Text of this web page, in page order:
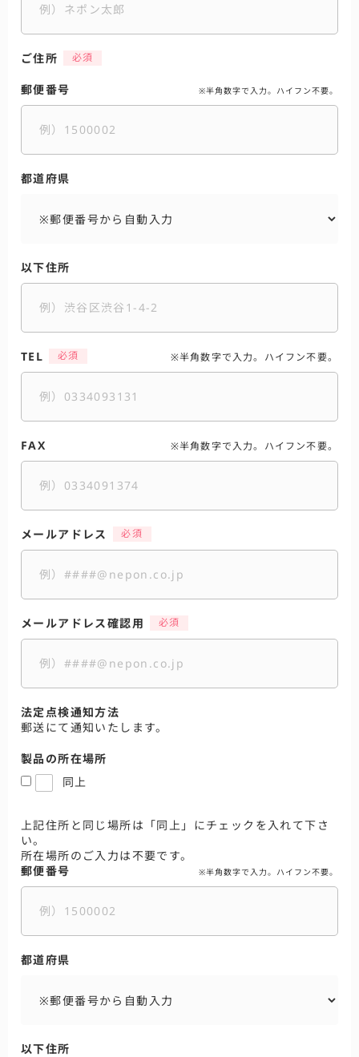
ご住所
郵便番号 ※半角数字で入力。ハイフン不要。
都道府県
以下住所
TEL ※半角数字で入力。ハイフン不要。
FAX ※半角数字で入力。ハイフン不要。
メールアドレス
メールアドレス確認用
法定点検通知方法
郵送にて通知いたします。
製品の所在場所
同上
上記住所と同じ場所は「同上」にチェックを入れて下さ
い。
所在場所のご入力は不要です。
郵便番号
※半角数字で入力。ハイフン不要。
都道府県
以下住所